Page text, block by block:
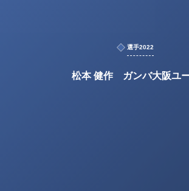
選手2022
松本 健作 ガンバ大阪ユ